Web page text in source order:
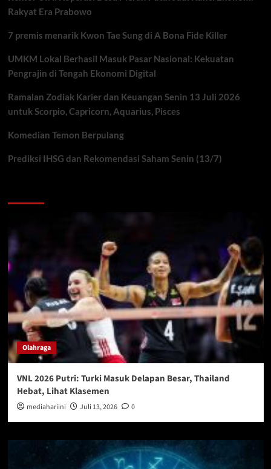
Rakyat Era Prabowo
7 premis menarik Kwon Tae Sung di A Bona Fide Killer
UMKM Lokal Berhasil Masuk Pasar Nasional: Kekuatan
Pengrajin di Tengah Ekonomi Digital
Ramalan Zodiak Karier dan Keuangan Senin 13 Juli 2026
untuk Scorpio, Capricorn, Aquarius, Pisces
Komedian Temon Berpulang
Prediksi IHSG dan Rekomendasi Saham Senin (13/7)
Olahraga
VNL 2026 Putri: Turki Masuk Delapan Besar, Thailand
Hebat, Lihat Klasemen
mediahariini Juli 13, 2026 0